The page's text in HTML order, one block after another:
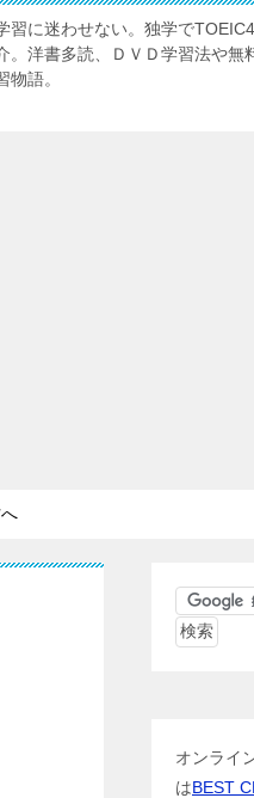
習に迷わせない。独学で
。洋書多読、ＤＶＤ学習法や無
語。
オンライ
はBEST